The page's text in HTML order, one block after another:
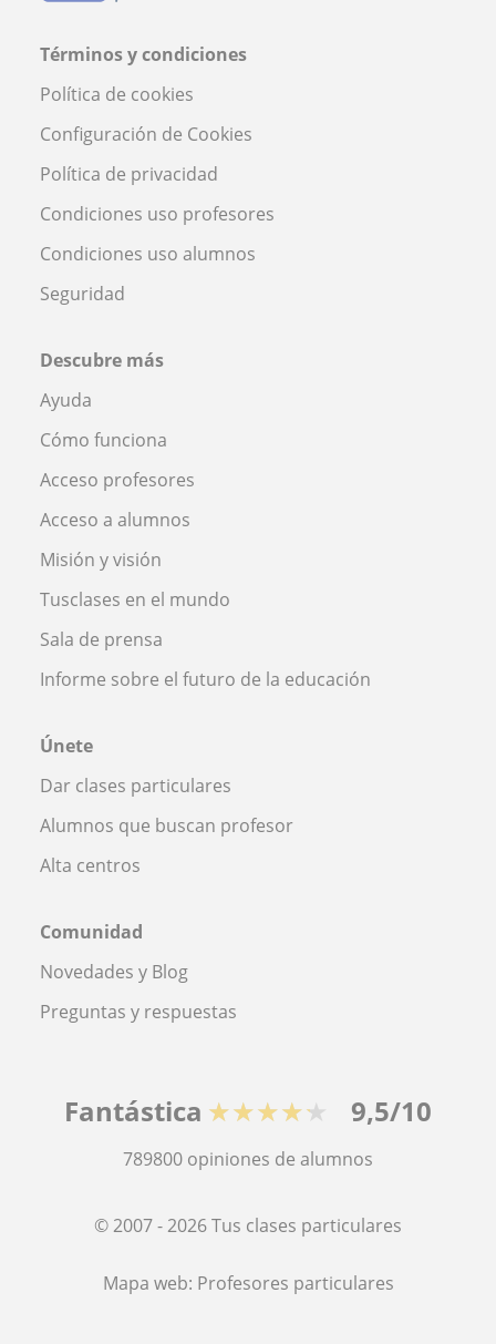
Términos y condiciones
Política de cookies
Configuración de Cookies
Política de privacidad
Condiciones uso profesores
Condiciones uso alumnos
Seguridad
Descubre más
Ayuda
Cómo funciona
Acceso profesores
Acceso a alumnos
Misión y visión
Tusclases en el mundo
Sala de prensa
Informe sobre el futuro de la educación
Únete
Dar clases particulares
Alumnos que buscan profesor
Alta centros
Comunidad
Novedades y Blog
Preguntas y respuestas
Fantástica ★★★★★ 9,5/10
789800 opiniones de alumnos
© 2007 - 2026 Tus clases particulares
Mapa web: Profesores particulares